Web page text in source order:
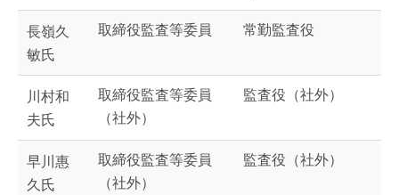
長嶺久
敏氏
取締役監査等委員 常勤監査役
川村和
夫氏
取締役監査等委員
（社外）
監査役（社外）
早川惠
久氏
取締役監査等委員
（社外）
監査役（社外）